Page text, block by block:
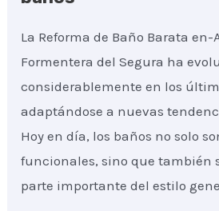
La Reforma de Baño Barata
Formentera del Segura ha
considerablemente en los
adaptándose a nuevas
Hoy en día, los baños no solo
funcionales, sino que también
parte importante del estilo